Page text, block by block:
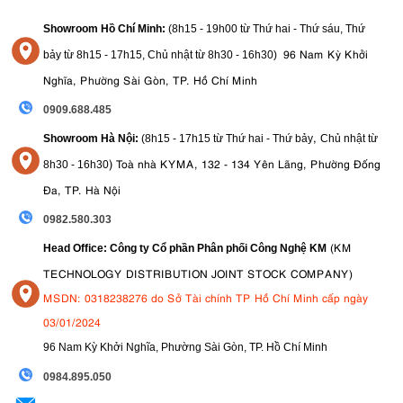
VớiWiFi ,Bluetoothvà NFCtích hợp, máy ảnh Sony A6400
dễ dàng
kết nối với điện thoại thông minh để truyền tải ảnh và video nhanh
chóng, gắn thẻ địa lý và sử dụng thiết bị di động làm điều khiển từ
xa. Ứng dụng di động Imaging Edge Mobile mới của Sony được cải
tiến, mang lại trải nghiệm sử dụng mượt mà và hiệu quả hơn, đặc biệt
khi truyền ảnh hoặc điều khiển máy ảnh từ xa.
1.6. Tổng Quan Về Sony A6400
biệt phù hợp cho những người dùng muốn một chiếc máy ảnh
nhỏ gọn, mạnh mẽvới khả nănglấy nét tự động tuyệt vời
điểm, nhưng những ưu điểm vượt trội của
Showroom Hồ Chí Minh: (8h15 - 19h00 từ Thứ hai - Thứ sáu, Thứ
bảy từ 8h15 - 17h15, Chủ nhật từ 8h30 - 16h30) 96 Nam Kỳ Khởi
Nghĩa, Phường Sài Gòn, TP. Hồ Chí Minh
0909.688.485
Showroom Hà Nội: (8h15 - 17h15 từ Thứ hai - Thứ bảy, Chủ nhật từ
8h30 - 16h30) Toà nhà KYMA, 132 - 134 Yên Lãng, Phường Đống
Đa, TP. Hà Nội
0982.580.303
Head Office: Công ty Cổ phần Phân phối Công Nghệ KM (KM
TECHNOLOGY DISTRIBUTION JOINT STOCK COMPANY)
MSDN: 0318238276 do Sở Tài chính TP Hồ Chí Minh cấp ngày
03/01/2024
96 Nam Kỳ Khởi Nghĩa, Phường Sài Gòn, TP. Hồ Chí Minh
0984.895.050